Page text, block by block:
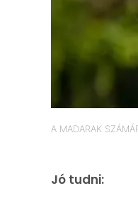
A MADARAK
Jó tudni: